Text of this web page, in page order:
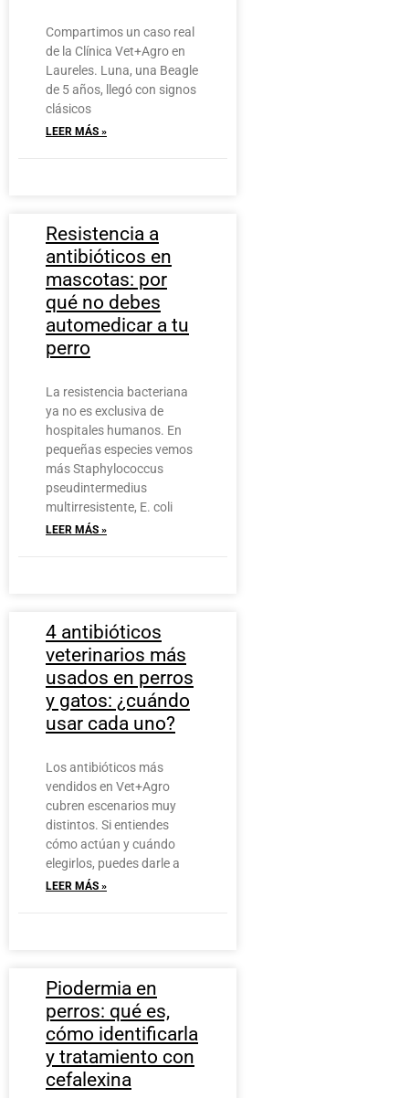
Compartimos un caso real
de la Clínica Vet+Agro en
Laureles. Luna, una Beagle
de 5 años, llegó con signos
clásicos
LEER MÁS »
Resistencia a
antibióticos en
mascotas: por
qué no debes
automedicar a tu
perro
La resistencia bacteriana
ya no es exclusiva de
hospitales humanos. En
pequeñas especies vemos
más Staphylococcus
pseudintermedius
multirresistente, E. coli
LEER MÁS »
4 antibióticos
veterinarios más
usados en perros
y gatos: ¿cuándo
usar cada uno?
Los antibióticos más
vendidos en Vet+Agro
cubren escenarios muy
distintos. Si entiendes
cómo actúan y cuándo
elegirlos, puedes darle a
LEER MÁS »
Piodermia en
perros: qué es,
cómo identificarla
y tratamiento con
cefalexina